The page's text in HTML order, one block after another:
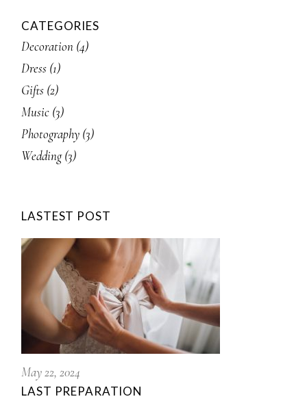
CATEGORIES
Decoration (4)
Dress (1)
Gifts (2)
Music (3)
Photography (3)
Wedding(3)
LASTEST POST
May 22, 2024
LAST PREPARATION